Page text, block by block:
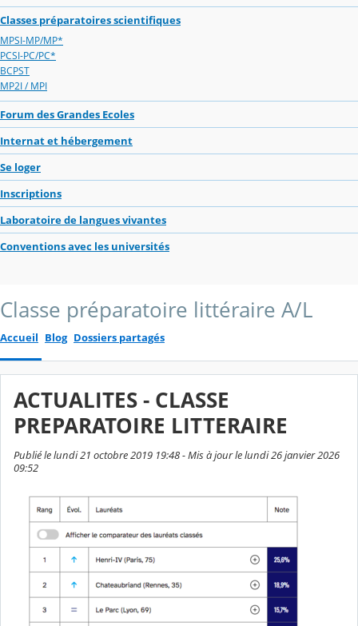
Classes préparatoires scientifiques
MPSI-MP/MP*
PCSI-PC/PC*
BCPST
MP2I / MPI
Forum des Grandes Ecoles
Internat et hébergement
Se loger
Inscriptions
Laboratoire de langues vivantes
Conventions avec les universités
Classe préparatoire littéraire A/L
Accueil Blog Dossiers partagés
ACTUALITES - CLASSE
PREPARATOIRE LITTERAIRE
Publié le lundi 21 octobre 2019 19:48 - Mis à jour le lundi 26 janvier 2026
09:52